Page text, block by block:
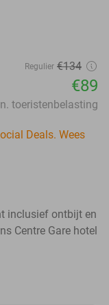
Regulier €134
€89
toeristenbelasting
Deals. Wees
inclusief ontbijt en
Centre Gare hotel